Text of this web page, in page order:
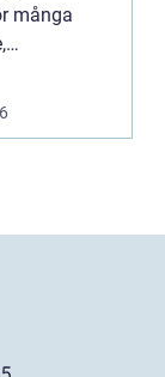
många